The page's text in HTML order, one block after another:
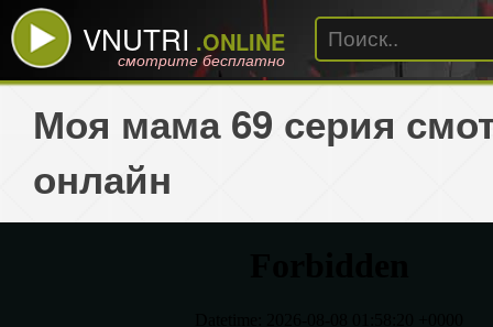
VNUTRI .ONLINE
смотрите бесплатно
Моя мама 69 серия
онлайн